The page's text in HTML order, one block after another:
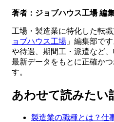
著者：ジョブハウス工場 編
工場・製造業に特化した転
ョブハウス工場 」編集部で
や待遇、期間工・派遣など
最新データをもとに正確か
す。
あわせて読みたい
製造業の職種とは？仕